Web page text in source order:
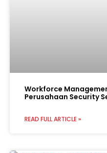
Workforce
Perusahaan Security
READ FULL ARTICLE »